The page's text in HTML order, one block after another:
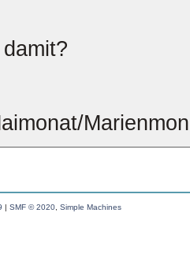
| SMF © 2020, Simple Machines